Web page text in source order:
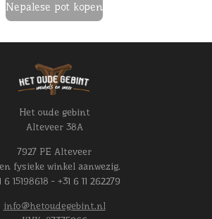
Nepalese pot kopen
Het oude gebint
Alteveer 38A
7927 PE Alteveer
fysieke winkel aanwezig.
6 15198618 - +31 6 11 262279
info@hetoudegebint.nl